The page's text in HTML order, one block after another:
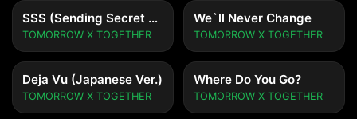
SSS (Sending Secret Signals)
TOMORROW X TOGETHER
We`ll Never Change
TOMORROW X TOGETHER
Deja Vu (Japanese Ver.)
TOMORROW X TOGETHER
Where Do You Go?
TOMORROW X TOGETHER